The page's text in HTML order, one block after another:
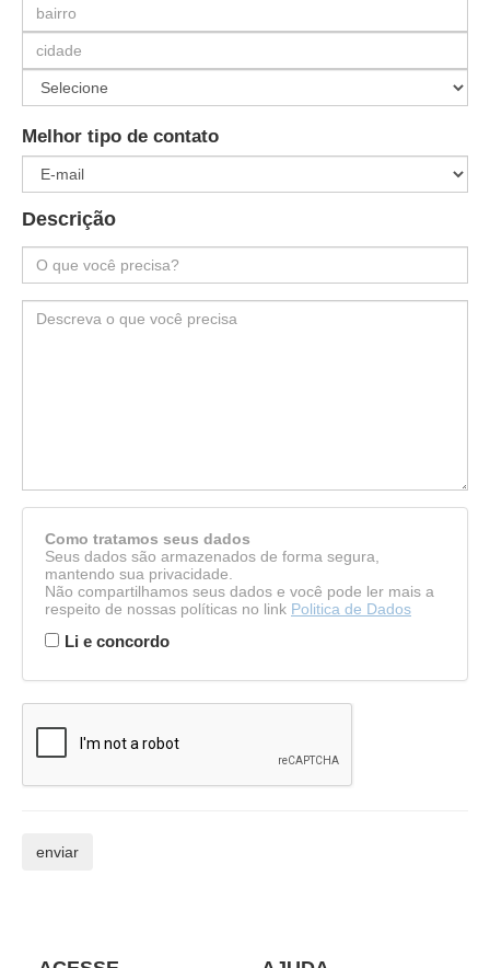
Melhor tipo de contato
Descrição
Como tratamos seus dados
Seus dados são armazenados de forma segura,
mantendo sua privacidade.
Não compartilhamos seus dados e você pode ler mais a
respeito de nossas políticas no link Politica de Dados
Li e concordo